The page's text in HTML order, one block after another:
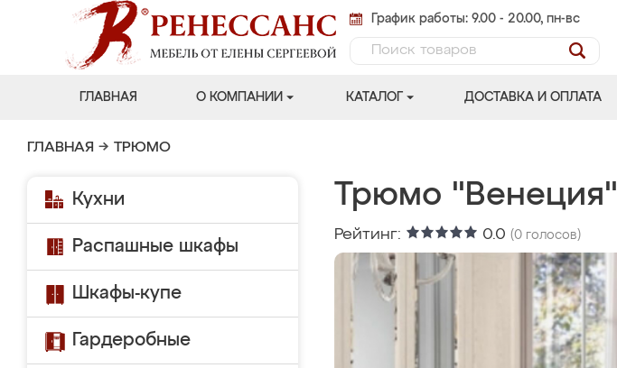
График работы: 9.00 - 20.00, пн-вс
ГЛАВНАЯ О КОМПАНИИ КАТАЛОГ ДОСТАВКА И ОПЛАТА
ГЛАВНАЯ → ТРЮМО
Кухни
Распашные шкафы
Шкафы-купе
Гардеробные
Трюмо "Венеция"
Рейтинг: 0.0 (0 голосов)